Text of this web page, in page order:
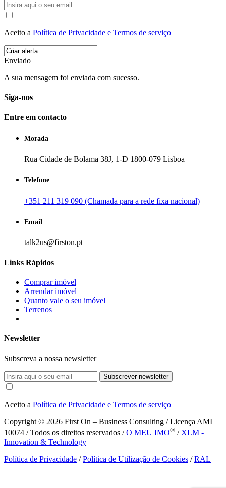
Aceito a Política de Privacidade e Termos de serviço
Enviado
A sua mensagem foi enviada com sucesso.
Siga-nos
Entre em contacto
Morada
Rua Cidade de Bolama 38J, 1-D 1800-079 Lisboa
Telefone
+351 211 319 090 (Chamada para a rede fixa nacional)
Email
talk2us@firston.pt
Links Rápidos
Comprar imóvel
Arrendar imóvel
Quanto vale o seu imóvel
Terrenos
Newsletter
Subscreva a nossa newsletter
Subscrever newsletter
Aceito a Política de Privacidade e Termos de serviço
Copyright © 2026 First On – Business Consulting / Licença AMI
10074 / Todos os direitos reservados /O MEU IMO® / XLM -
Innovation & Technology
Política de Privacidade /Política de Utilização de Cookies /RAL